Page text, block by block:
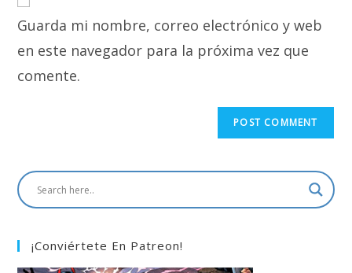
URL
(optional)
Guarda mi nombre, correo electrónico y web
en este navegador para la próxima vez que
comente.
¡Conviértete En Patreon!